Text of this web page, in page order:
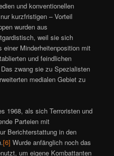
und konventionellen
kurzfristigen – Vorteil
wurden aus
weil sie sich
Minderheitenposition mit
und feindlichen
zwang sie zu Spezialisten
medialen Gebiet zu
1968, als sich Terroristen und
Parteien mit
Berichterstattung in den
[6] Wurde anfänglich noch das
um eigene Kombattanten